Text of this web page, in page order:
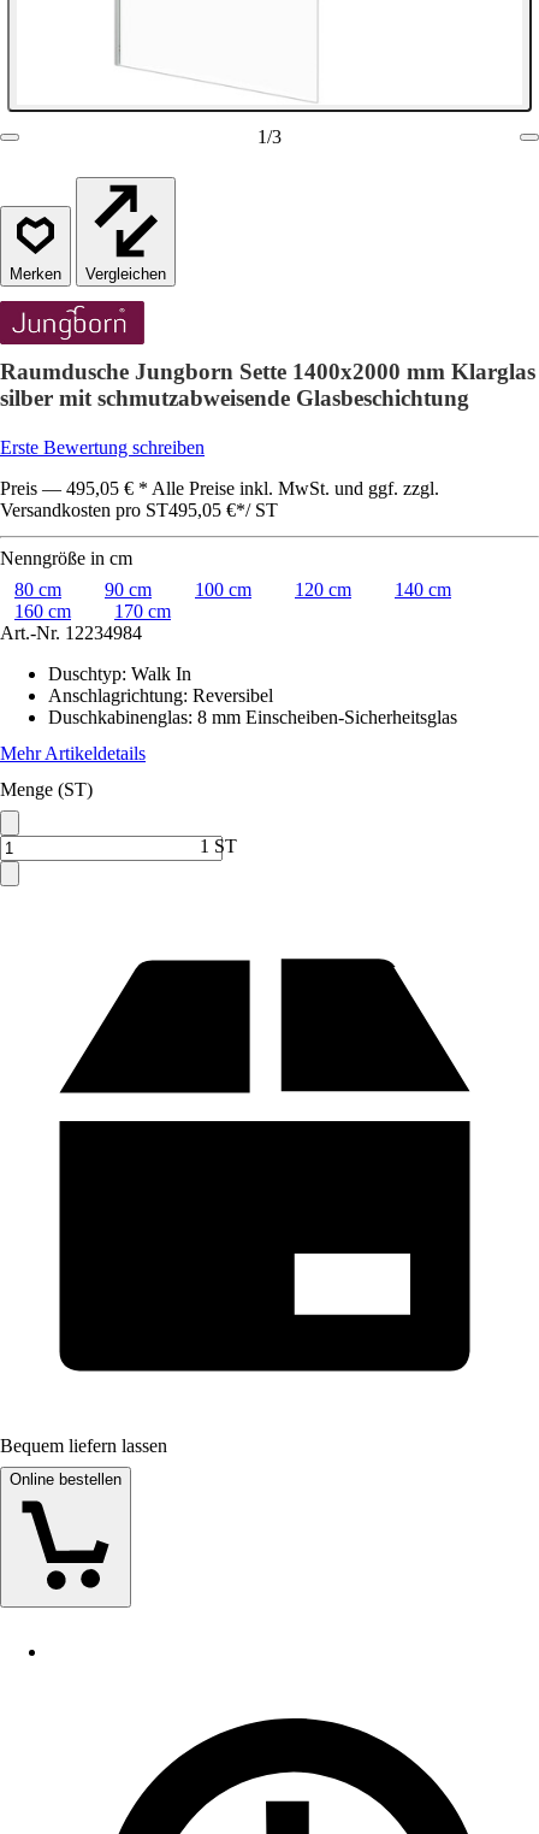
1/3
Vergleichen
Raumdusche Jungborn Sette 1400x2000 mm Klarglas
silber mit schmutzabweisende Glasbeschichtung
Erste Bewertung schreiben
Preis — 495,05 € * Alle Preise inkl. MwSt. und ggf. zzgl.
Versandkosten pro ST495,05 €*/ ST
Nenngröße in cm
80 cm
90 cm 100 cm 120 cm
140 cm
160 cm
170 cm
Art.-Nr. 12234984
Duschtyp: Walk In
Anschlagrichtung: Reversibel
Duschkabinenglas: 8 mm Einscheiben-Sicherheitsglas
Mehr Artikeldetails
Menge (ST)
1 ST
Bequem liefern lassen
Online bestellen